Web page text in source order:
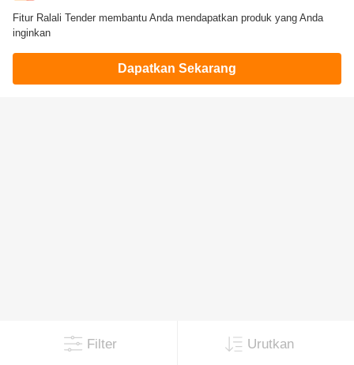
Fitur Ralali Tender membantu Anda mendapatkan produk yang Anda
inginkan
Dapatkan Sekarang
Filter Urutkan